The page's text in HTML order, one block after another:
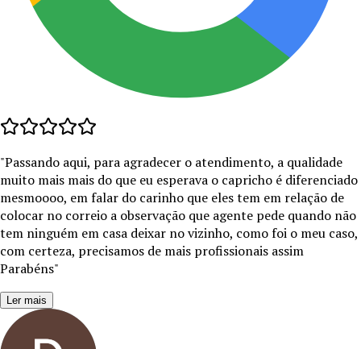
"Passando aqui, para agradecer o atendimento, a qualidade
muito mais mais do que eu esperava o capricho é diferenciado
mesmoooo, em falar do carinho que eles tem em relação de
colocar no correio a observação que agente pede quando não
tem ninguém em casa deixar no vizinho, como foi o meu caso,
com certeza, precisamos de mais profissionais assim
Parabéns"
Ler mais